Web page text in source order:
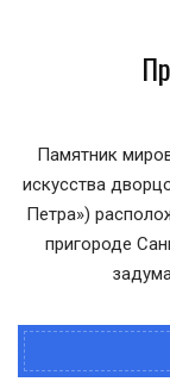
Памятник
искусства
Петра»)
пригороде